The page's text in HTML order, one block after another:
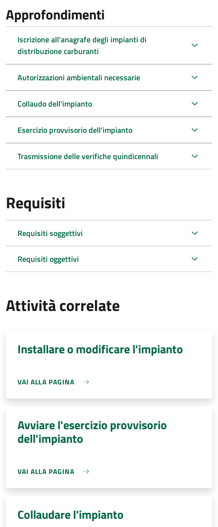
Approfondimenti
Iscrizione all'anagrafe degli impianti di
distribuzione carburanti
Autorizzazioni ambientali necessarie
Collaudo dell'impianto
Esercizio provvisorio dell'impianto
Trasmissione delle verifiche quindicennali
Requisiti
Requisiti soggettivi
Requisiti oggettivi
Attività correlate
Installare o modificare l'impianto
VAI ALLA PAGINA
Avviare l'esercizio provvisorio
dell'impianto
VAI ALLA PAGINA
Collaudare l'impianto